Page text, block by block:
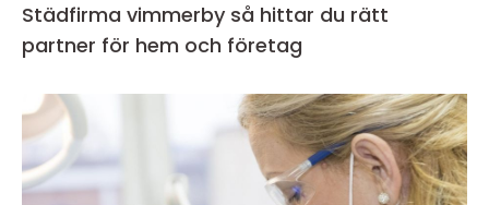
Städfirma vimmerby så hittar du rätt
partner för hem och företag